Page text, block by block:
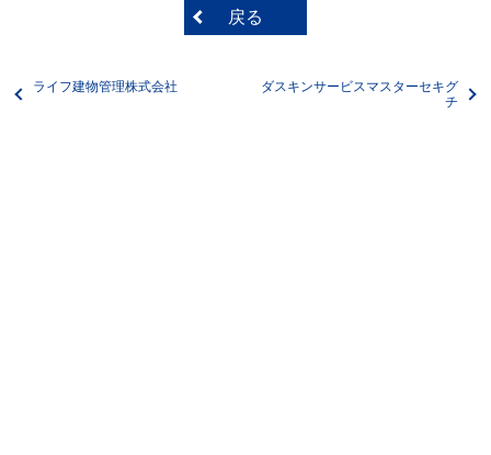
戻る
ライフ建物管理株式会社
ダスキンサービスマスターセキグ
チ